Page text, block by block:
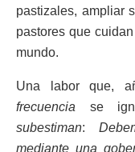
pastizales, ampliar
pastores que
mundo.
Una labor que,
frecuencia se
subestiman:
mediante una